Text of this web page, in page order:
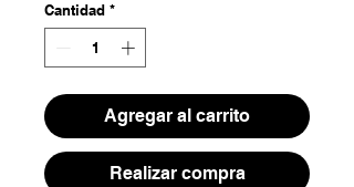
Cantidad *
Agregar al carrito
Realizar compra